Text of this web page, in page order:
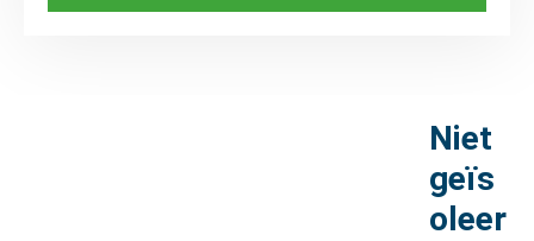
Niet
geïs
oleer